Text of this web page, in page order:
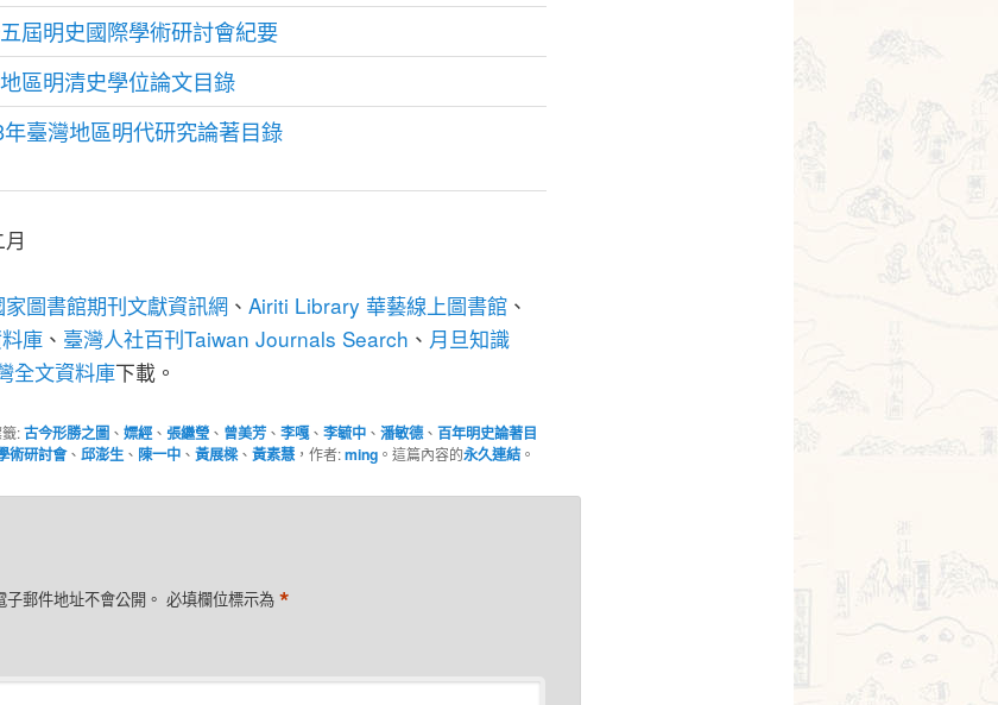
屆明史國際學術研討會紀要
區明清史學位論文目錄
臺灣地區明代研究論著目錄
家圖書館期刊文獻資訊網、 Airiti Library 華藝線上圖書館、
庫、 臺灣人社百刊Taiwan Journals Search 、 月旦知識
全文資料庫下載。
籤:古今形勝之圖、 嫖經、 張繼瑩、 曾美芳、 李嘎、 李毓中、 潘敏德、 百年明史論著目
術研討會、 邱澎生、 陳一中、 黃展樑、 黃素慧，作者:ming。這篇內容的永久連結。
郵件地址不會公開。 必填欄位標示為 *